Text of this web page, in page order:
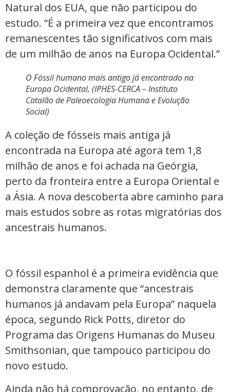
Natural dos EUA, que não participou do
estudo. “É a primeira vez que encontramos
remanescentes tão significativos com mais
de um milhão de anos na Europa Ocidental.”
O Fóssil humano mais antigo já encontrado na
Europa Ocidental, (IPHES-CERCA – Instituto
Catalão de Paleoecologia Humana e Evolução
Social)
A coleção de fósseis mais antiga já
encontrada na Europa até agora tem 1,8
milhão de anos e foi achada na Geórgia,
perto da fronteira entre a Europa Oriental e
a Ásia. A nova descoberta abre caminho para
mais estudos sobre as rotas migratórias dos
ancestrais humanos.
O fóssil espanhol é a primeira evidência que
demonstra claramente que “ancestrais
humanos já andavam pela Europa” naquela
época, segundo Rick Potts, diretor do
Programa das Origens Humanas do Museu
Smithsonian, que tampouco participou do
novo estudo.
Ainda não há comprovação, no entanto, de